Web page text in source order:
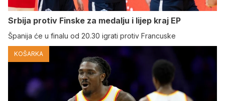
Srbija protiv Finske za medalju i lijep kraj EP
Španija će u finalu od 20.30 igrati protiv Francuske
KOŠARKA